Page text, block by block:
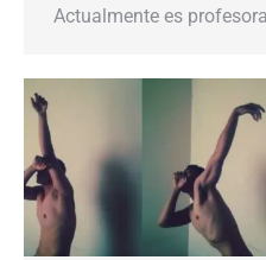
Actualmente es